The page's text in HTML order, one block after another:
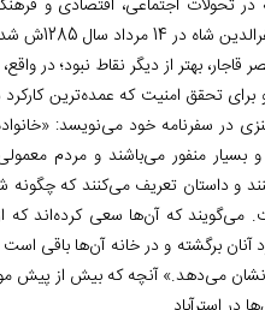
تحولات اجتماعی، اقتصادی و
مرداد سال 1285ش شد.
قاجار، بهتر از دیگر نقاط نبود؛ در
برای تحقق امنیت که عمده‌ترین
در سفرنامه خود می‌نویسد:
منفور می‌باشند و مردم
و داستان تعریف می‌کنند که
می‌گویند که آن‌ها سعی کرده‌اند
آنان برگشته و در خانه آن‌ها باقی
می‌دهد.» آنچه که بیش از پیش